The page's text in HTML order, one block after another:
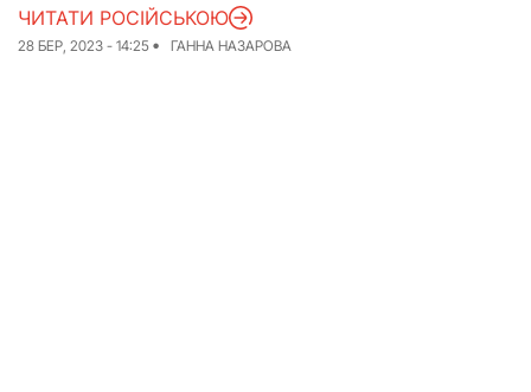
28 БЕР, 2023 - 14:25 ГАННА НАЗАРОВА
ЧИТАТИ РОСІЙСЬКОЮ